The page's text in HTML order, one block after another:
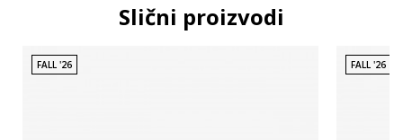
Slični proizvodi
FALL '26 FALL '26